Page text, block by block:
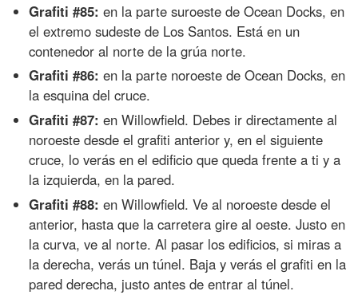
Grafiti #85: en la parte suroeste de Ocean Docks, en
el extremo sudeste de Los Santos. Está en un
contenedor al norte de la grúa norte.
Grafiti #86: en la parte noroeste de Ocean Docks, en
la esquina del cruce.
Grafiti #87: en Willowfield. Debes ir directamente al
noroeste desde el grafiti anterior y, en el siguiente
cruce, lo verás en el edificio que queda frente a ti y a
la izquierda, en la pared.
Grafiti #88: en Willowfield. Ve al noroeste desde el
anterior, hasta que la carretera gire al oeste. Justo en
la curva, ve al norte. Al pasar los edificios, si miras a
la derecha, verás un túnel. Baja y verás el grafiti en la
pared derecha, justo antes de entrar al túnel.